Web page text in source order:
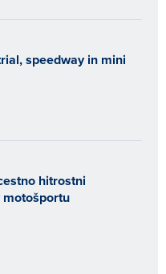
speedway in mini
hitrostni